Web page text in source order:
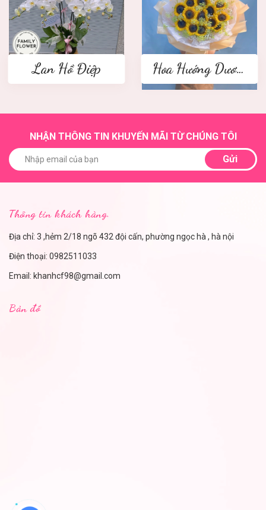
Lan Hồ Điệp Hoa Hướng Dương
NHẬN THÔNG TIN KHUYẾN MÃI TỪ CHÚNG TÔI
Gửi
Thông tin khách hàng.
Địa chỉ: 3 ,hẻm 2/18 ngõ 432 đội cấn, phường ngọc hà , hà nội
Điện thoại: 0982511033
Email: khanhcf98@gmail.com
Bản đồ